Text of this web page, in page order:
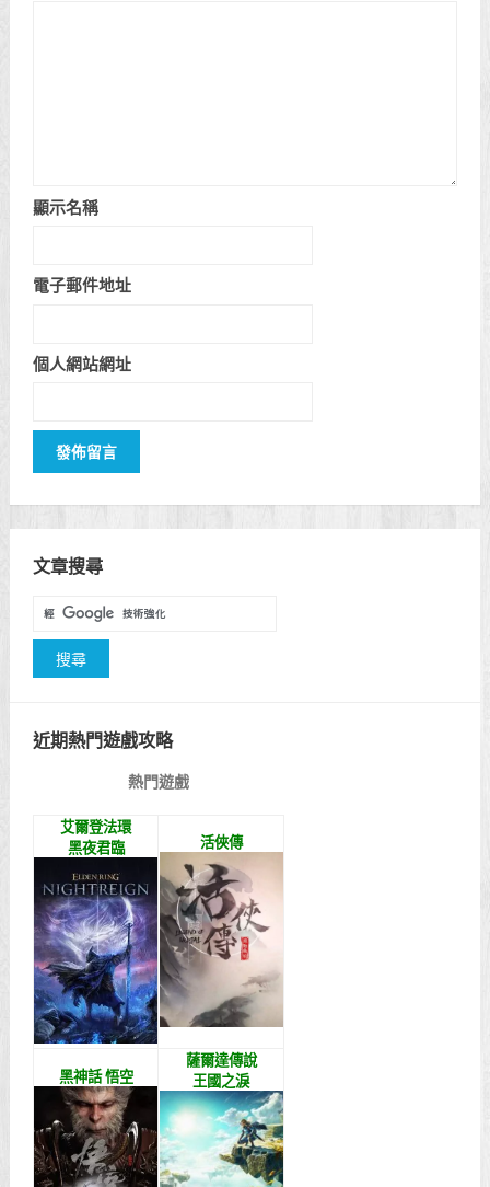
顯示名稱
電子郵件地址
個人網站網址
文章搜尋
近期熱門遊戲攻略
熱門遊戲
艾爾登法環
黑夜君臨
活俠傳
黑神話 悟空
薩爾達傳說
王國之淚